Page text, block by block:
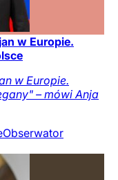
w Europie.
w Europie.
– mówi Anja
Obserwator